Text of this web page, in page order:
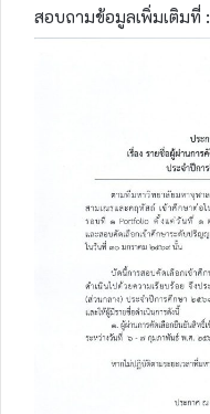
สอบถามข้อมูลเพิ่มเติมที่ :